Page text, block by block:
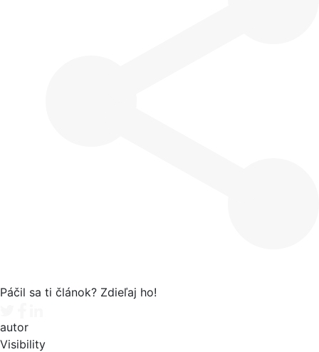
Páčil sa ti článok? Zdieľaj ho!
autor
Visibility